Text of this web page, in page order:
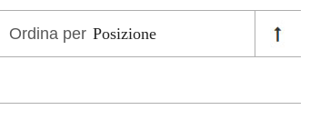
Ordina per